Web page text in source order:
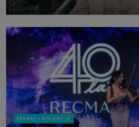
MARKI I KOLEKCJE